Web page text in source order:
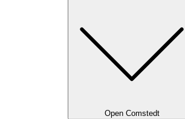
Open Comstedt